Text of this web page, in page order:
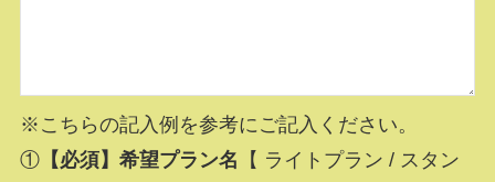
※こちらの記入例を参考にご記入ください。
①【必須】希望プラン名 【 ライトプラン / スタン